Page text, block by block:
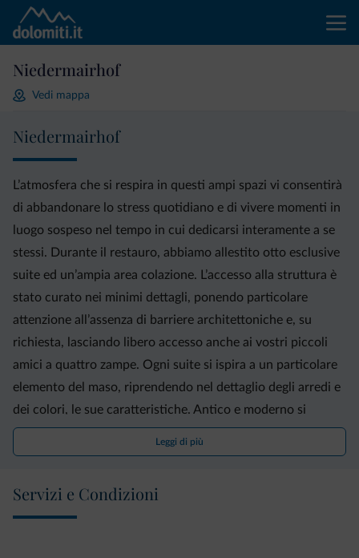
Niedermairhof
Vedi mappa
Niedermairhof
L’atmosfera che si respira in questi ampi spazi vi consentirà
di abbandonare lo stress quotidiano e di vivere momenti in
luogo sospeso nel tempo in cui dedicarsi interamente a se
stessi. Durante il restauro, abbiamo allestito otto esclusive
suite ed un’ampia area colazione. L’accesso alla struttura è
stato curato nei minimi dettagli, ponendo particolare
attenzione all’assenza di barriere architettoniche e, su
richiesta, lasciando libero accesso anche ai vostri piccoli
amici a quattro zampe. Ogni suite si ispira a un particolare
elemento del maso, riprendendo nel dettaglio degli arredi e
dei colori, le sue caratteristiche. Antico e moderno si
fondono in un’atmosfera dal design essenziale.Al vostro
risveglio vi guideremo alla scoperta dei sapori genuini della
e potrete godere della splendida vista sulla città di Brunico
e le sue montagne da sogno. La nostra esclusiva struttura è
Leggi di più
Servizi e Condizioni